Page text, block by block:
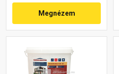
Megnézem